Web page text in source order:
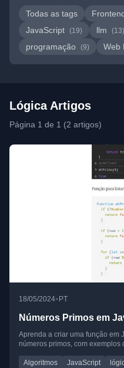
Todas as tags
JavaScript (19) llm (13)
programação (9) Web
Lógica Artigos
Página 1 de 1 (2 artigos)
18/05/2024• PT
Números Primos em
Aprenda a criar uma função em
números primos, com exemplos
Algoritmos JavaScript